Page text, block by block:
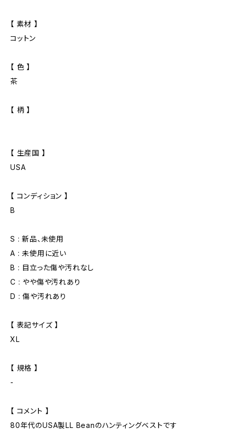
【 素材 】
コットン
【 色 】
茶
【 柄 】
【 生産国 】
USA
【 コンディション 】
B
S : 新品、未使用
A : 未使用に近い
B : 目立った傷や汚れなし
C : やや傷や汚れあり
D : 傷や汚れあり
【 表記サイズ 】
XL
【 規格 】
-
【 コメント 】
80年代のUSA製LL Beanのハンティングベストです